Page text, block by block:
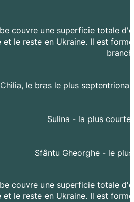
couvre une superficie totale
et le reste en Ukraine. Il est
Chilia, le bras le plus
Sulina - la plus courte
Sfântu Gheorghe - le
couvre une superficie totale
et le reste en Ukraine. Il est